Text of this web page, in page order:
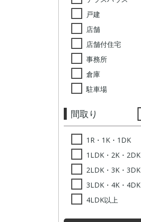
戸建
店舗
店舗付住宅
事務所
倉庫
駐車場
間取り
1R・1K・1DK
1LDK・2K・2DK
2LDK・3K・3DK
3LDK・4K・4DK
4LDK以上